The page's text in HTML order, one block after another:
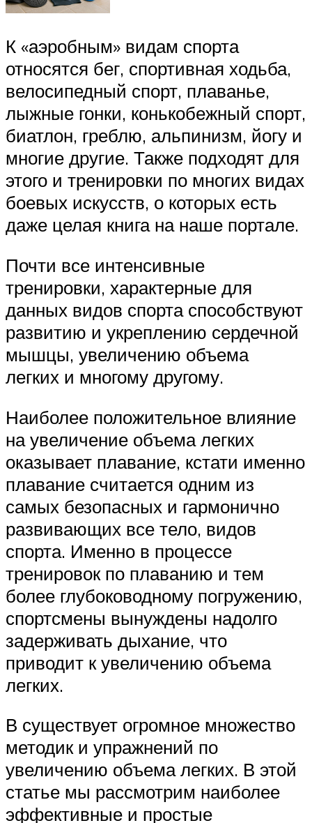
К «аэробным» видам спорта
относятся бег, спортивная ходьба,
велосипедный спорт, плаванье,
лыжные гонки, конькобежный спорт,
биатлон, греблю, альпинизм, йогу и
многие другие. Также подходят для
этого и тренировки по многих видах
боевых искусств, о которых есть
даже целая книга на наше портале.
Почти все интенсивные
тренировки, характерные для
данных видов спорта способствуют
развитию и укреплению сердечной
мышцы, увеличению объема
легких и многому другому.
Наиболее положительное влияние
на увеличение объема легких
оказывает плавание, кстати именно
плавание считается одним из
самых безопасных и гармонично
развивающих все тело, видов
спорта. Именно в процессе
тренировок по плаванию и тем
более глубоководному погружению,
спортсмены вынуждены надолго
задерживать дыхание, что
приводит к увеличению объема
легких.
В существует огромное множество
методик и упражнений по
увеличению объема легких. В этой
статье мы рассмотрим наиболее
эффективные и простые